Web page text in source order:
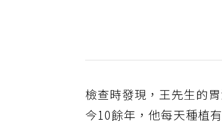
檢查時發現，王先生的
今10餘年，他每天種植